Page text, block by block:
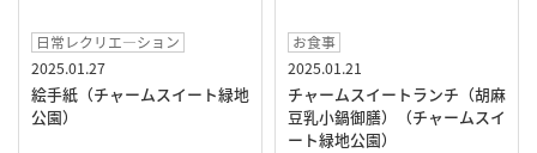
日常レクリエ―ション
2025.01.27
絵手紙（チャームスイート緑地
公園）
お食事
2025.01.21
チャームスイートランチ（胡麻
豆乳小鍋御膳）（チャームスイ
ート緑地公園）